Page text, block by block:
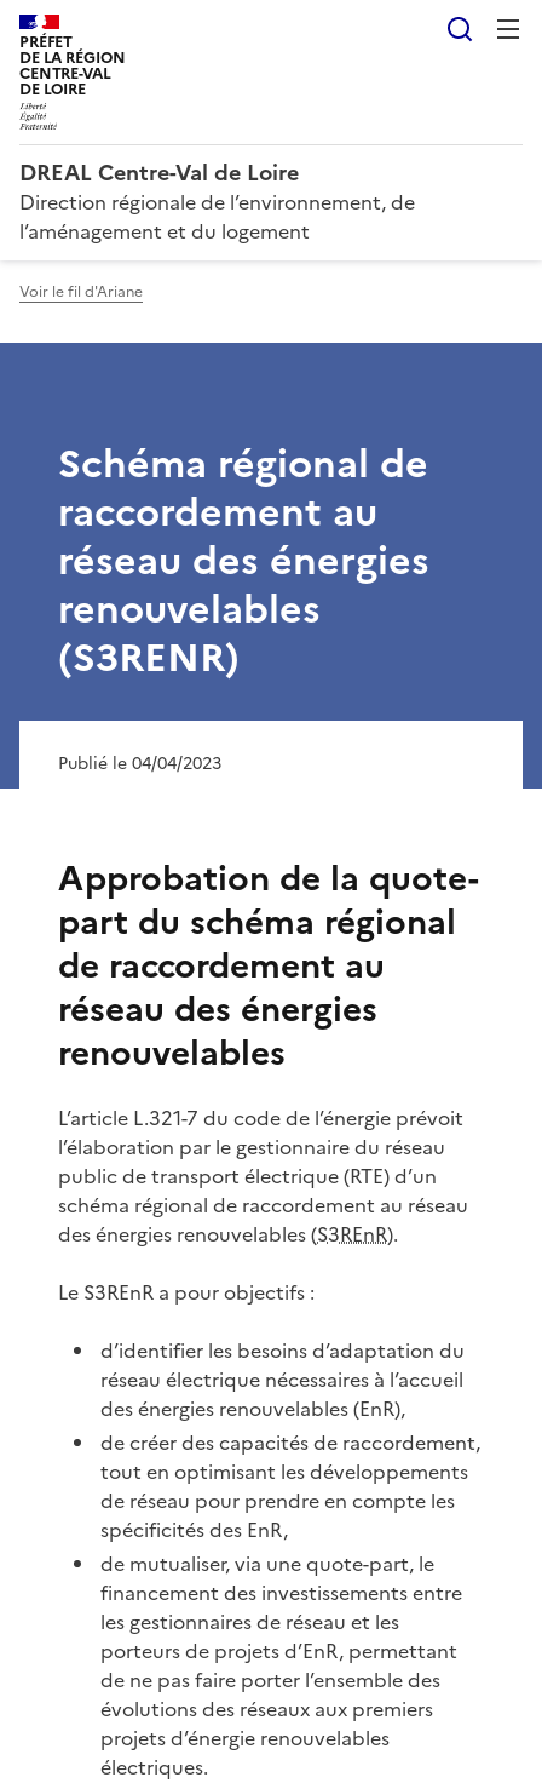
PRÉFET
DE LA RÉGION
CENTRE-VAL
DE LOIRE
DREAL Centre-Val de Loire
Direction régionale de l’environnement, de
l’aménagement et du logement
Voir le fil d'Ariane
Schéma régional de
raccordement au
réseau des énergies
renouvelables
(S3RENR)
Publié le 04/04/2023
Approbation de la quote-
part du schéma régional
de raccordement au
réseau des énergies
renouvelables
L’article L.321-7 du code de l’énergie prévoit
l’élaboration par le gestionnaire du réseau
public de transport électrique (RTE) d’un
schéma régional de raccordement au réseau
des énergies renouvelables (S3REnR).
Le S3REnR a pour objectifs :
d’identifier les besoins d’adaptation du
réseau électrique nécessaires à l’accueil
des énergies renouvelables (EnR),
de créer des capacités de raccordement,
tout en optimisant les développements
de réseau pour prendre en compte les
spécificités des EnR,
de mutualiser, via une quote-part, le
financement des investissements entre
les gestionnaires de réseau et les
porteurs de projets d’EnR, permettant
de ne pas faire porter l’ensemble des
évolutions des réseaux aux premiers
projets d’énergie renouvelables
électriques.